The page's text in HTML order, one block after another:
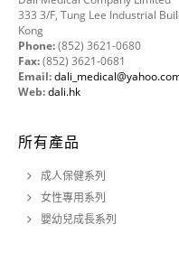
333 3/F, Tung Lee Industrial
Kong
Phone:(852) 3621-0680
Fax:(852) 3621-0681
Email:
Web:dali.hk
所有產品
成人保健系列
女性專用系列
嬰幼兒成長系列